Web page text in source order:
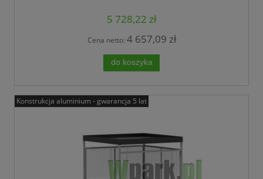
5 728,22 zł
Cena netto: 4 657,09 zł
do koszyka
Konstrukcja aluminium - gwarancja 5 lat